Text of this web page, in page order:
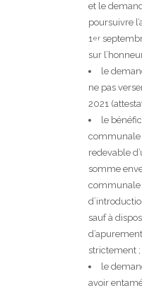
et le
poursuivre
1er
sur
le
ne pas
2021
le
communale
redevable
somme
communale
sauf à
strictement ;
le
avoir